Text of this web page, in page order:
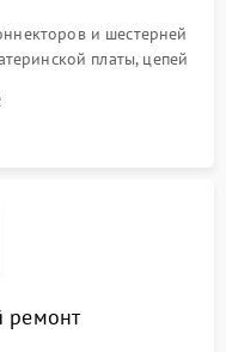
и шестерней
платы, цепей
механизма
стабилизации.
ремонт